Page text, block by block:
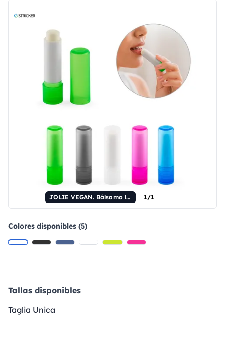
JOLIE VEGAN. Bálsamo labial vegano elaborado con ABS reciclado (rABS) y PP con sabor a vainilla. 1/1
Colores disponibles (5)
Tallas disponibles
Taglia Unica